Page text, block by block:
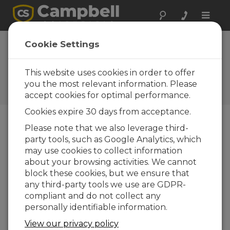
Toggle
Foire Aux
Questions
Questions fréquemment
posées au sujet de nos
produits et de nos solutions
If a CR800 or CR850 only has three
differential channels, but four analog
pressure transducers need to be
connected to the datalogger, what
can be done to overcome this?
Make single-ended measurements, or use
the AM16/32B multiplexer.
Cookie Settings
This website uses cookies in order to offer
you the most relevant information. Please
accept cookies for optimal performance.
Cookies expire 30 days from acceptance.
Please note that we also leverage third-
party tools, such as Google Analytics, which
may use cookies to collect information
about your browsing activities. We cannot
block these cookies, but we ensure that
any third-party tools we use are GDPR-
compliant and do not collect any
personally identifiable information.
View our privacy policy